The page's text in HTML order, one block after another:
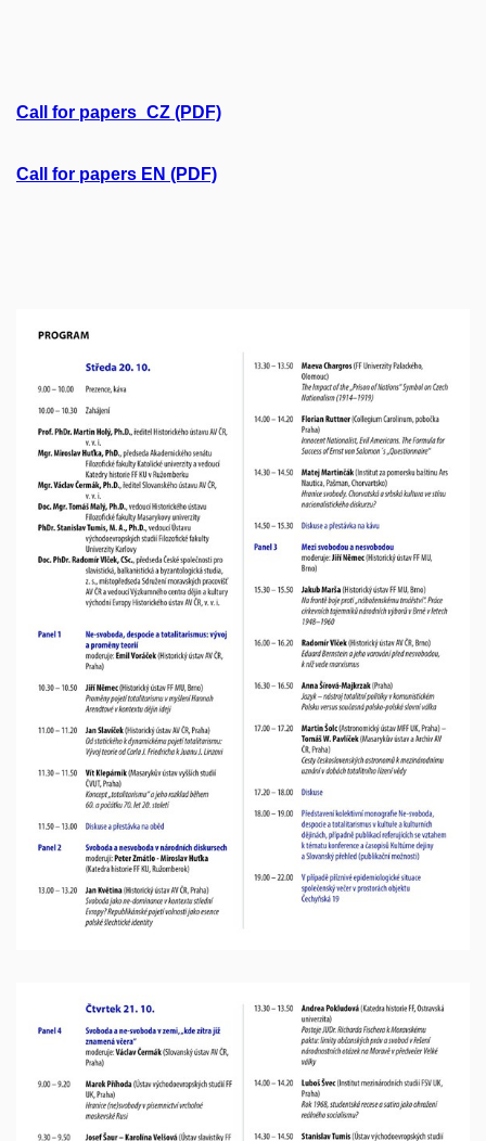
Call for papers_CZ (PDF)
Call for papers EN (PDF)